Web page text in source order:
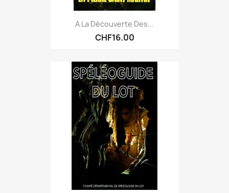
A La Découverte Des...
CHF16.00